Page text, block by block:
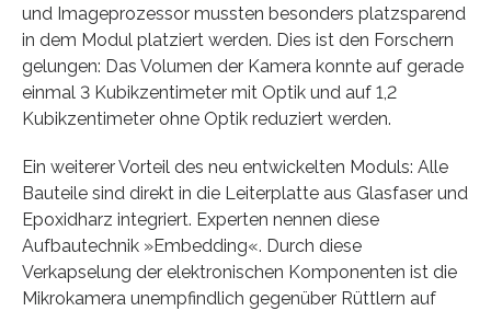
und Imageprozessor mussten besonders platzsparend
in dem Modul platziert werden. Dies ist den Forschern
gelungen: Das Volumen der Kamera konnte auf gerade
einmal 3 Kubikzentimeter mit Optik und auf 1,2
Kubikzentimeter ohne Optik reduziert werden.
Ein weiterer Vorteil des neu entwickelten Moduls: Alle
Bauteile sind direkt in die Leiterplatte aus Glasfaser und
Epoxidharz integriert. Experten nennen diese
Aufbautechnik »Embedding«. Durch diese
Verkapselung der elektronischen Komponenten ist die
Mikrokamera unempfindlich gegenüber Rüttlern auf